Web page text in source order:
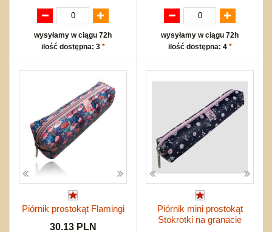
wysyłamy w ciągu 72h
ilość dostępna: 3 *
wysyłamy w ciągu 72h
ilość dostępna: 4 *
Piórnik prostokąt Flamingi
30.13 PLN
Piórnik mini prostokąt
Stokrotki na granacie